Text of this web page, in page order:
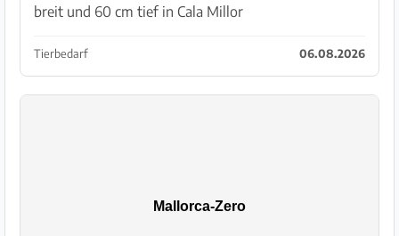
breit und 60 cm tief in Cala Millor
Tierbedarf 06.08.2026